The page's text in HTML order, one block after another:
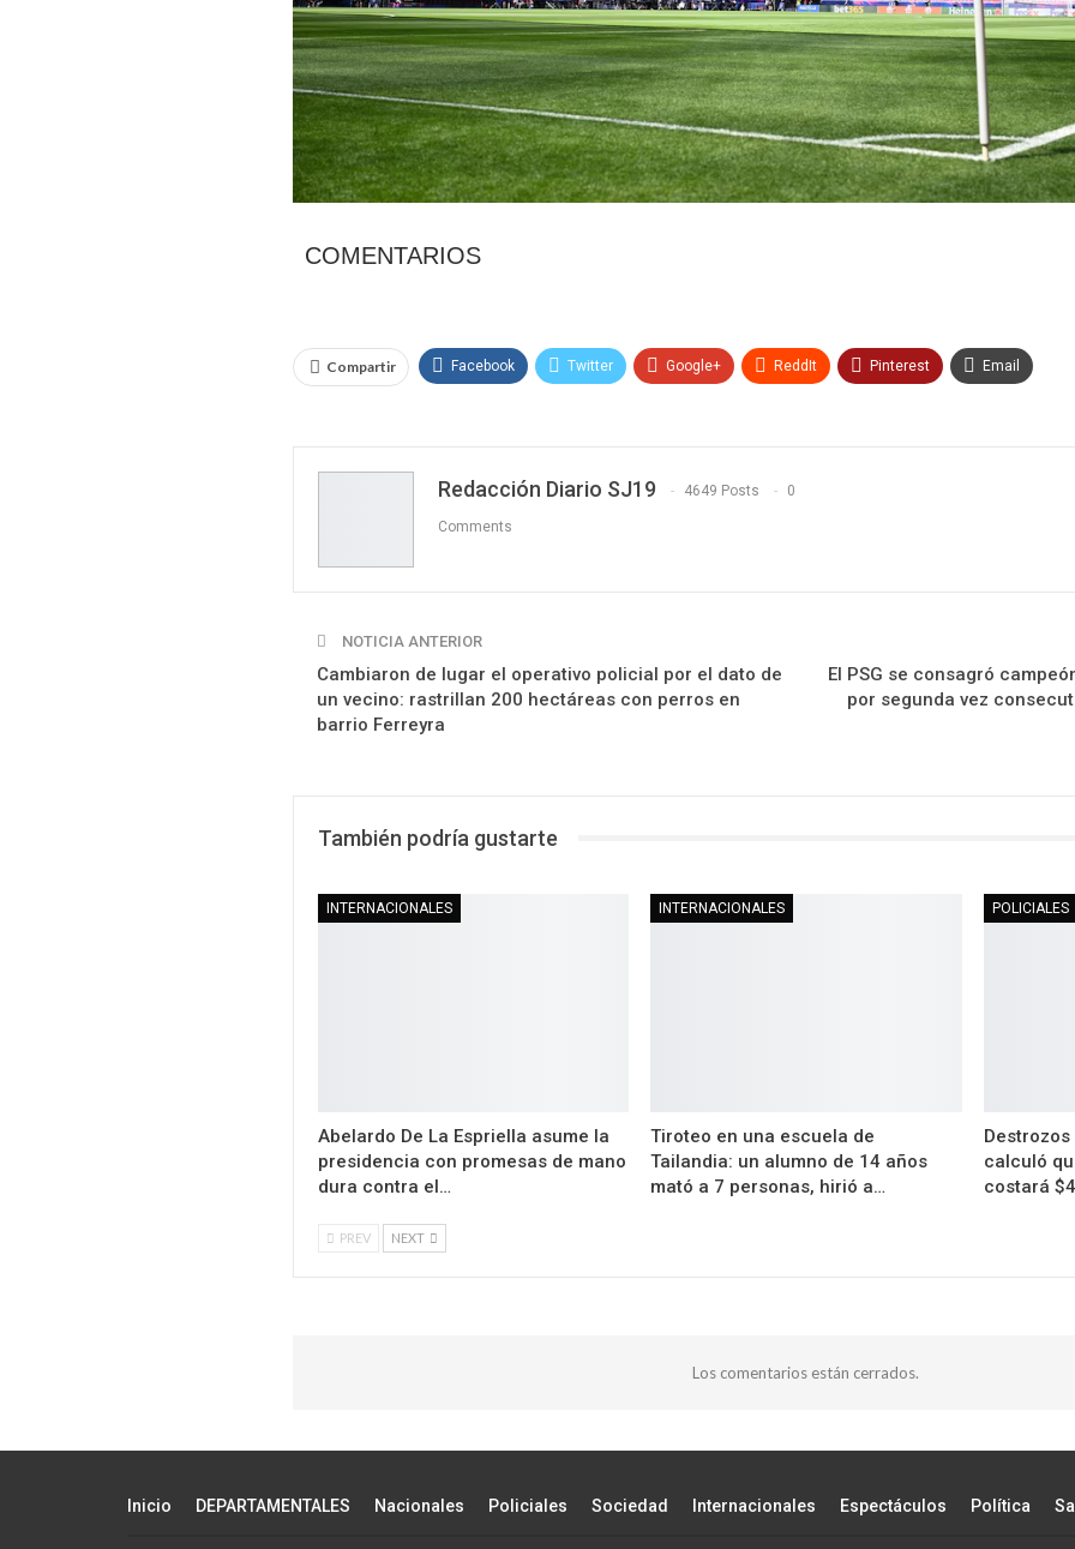
COMENTARIOS
Compartir Facebook Twitter Google+ ReddIt Pinterest Email
Redacción Diario SJ19 4649 Posts 0
Comments
NOTICIA ANTERIOR
Cambiaron de lugar el operativo policial por el dato de
un vecino: rastrillan 200 hectáreas con perros en
barrio Ferreyra
El PSG se consagró
por segunda vez
También podría gustarte
INTERNACIONALES
Abelardo De La Espriella asume la
presidencia con promesas de mano
dura contra el…
INTERNACIONALES
Tiroteo en una escuela de
Tailandia: un alumno de 14 años
mató a 7 personas, hirió a…
POLICIALES
calculó
costará
PREV NEXT
Los comentarios están cerrados.
Inicio DEPARTAMENTALES Nacionales Policiales Sociedad Internacionales Espectáculos Política